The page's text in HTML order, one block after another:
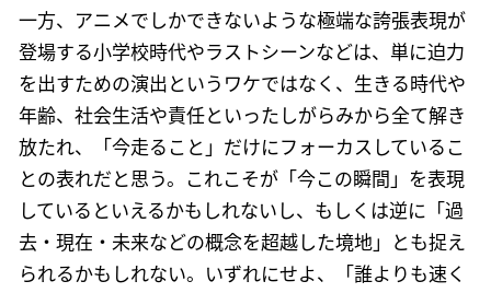
一方、アニメでしかできないような極端な誇張表現が
登場する小学校時代やラストシーンなどは、単に迫力
を出すための演出というワケではなく、生きる時代や
年齢、社会生活や責任といったしがらみから全て解き
放たれ、「今走ること」だけにフォーカスしているこ
との表れだと思う。これこそが「今この瞬間」を表現
しているといえるかもしれないし、もしくは逆に「過
去・現在・未来などの概念を超越した境地」とも捉え
られるかもしれない。いずれにせよ、「誰よりも速く